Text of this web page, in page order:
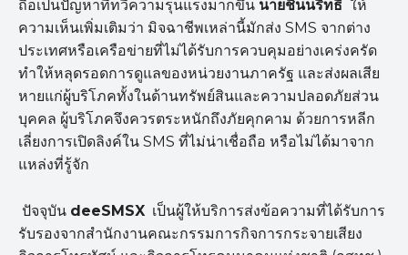
ถือเป็นปัญหาที่ทวีความรุนแรงมากขึ้น นายชินนริทธิ์ ให้
ความเห็นเพิ่มเติมว่า มิจฉาชีพเหล่านี้มักส่ง SMS จากต่าง
ประเทศหรือเครือข่ายที่ไม่ได้รับการควบคุมอย่างเคร่งครัด
ทำให้หลุดรอดการดูแลของหน่วยงานภาครัฐ และส่งผลเสีย
หายแก่ผู้บริโภคทั้งในด้านทรัพย์สินและความปลอดภัยส่วน
บุคคล ผู้บริโภคจึงควรตระหนักถึงภัยคุกคาม ด้วยการหลีก
เลี่ยงการเปิดลิงค์ใน SMS ที่ไม่น่าเชื่อถือ หรือไม่ได้มาจาก
แหล่งที่รู้จัก
ปัจจุบัน deeSMSX เป็นผู้ให้บริการส่งข้อความที่ได้รับการ
รับรองจากสำนักงานคณะกรรมการกิจการกระจายเสียง